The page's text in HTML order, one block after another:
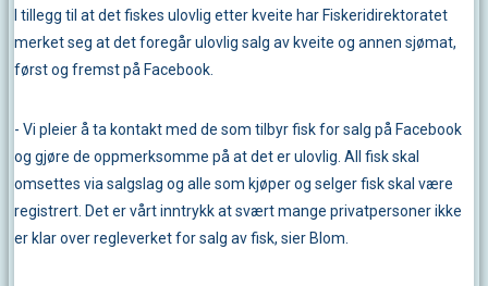
I tillegg til at det fiskes ulovlig etter kveite har Fiskeridirektoratet
merket seg at det foregår ulovlig salg av kveite og annen sjømat,
først og fremst på Facebook.
- Vi pleier å ta kontakt med de som tilbyr fisk for salg på Facebook
og gjøre de oppmerksomme på at det er ulovlig. All fisk skal
omsettes via salgslag og alle som kjøper og selger fisk skal være
registrert. Det er vårt inntrykk at svært mange privatpersoner ikke
er klar over regleverket for salg av fisk, sier Blom.